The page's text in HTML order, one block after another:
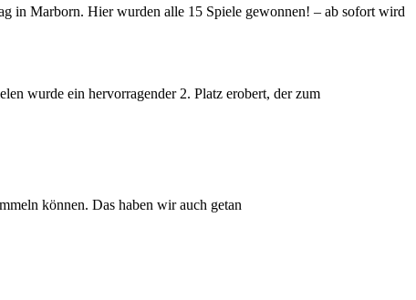
in Marborn. Hier wurden alle 15 Spiele gewonnen! – ab sofort wird
wurde ein hervorragender 2. Platz erobert, der zum
können. Das haben wir auch getan